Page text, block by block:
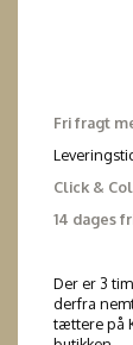
Fri fragt
Click &
14 dages
Der er 3
derfra
tættere på